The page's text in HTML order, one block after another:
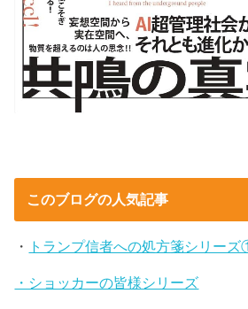
このブログの人気記事
・ トランプ信者への処方箋シリー
・ショッカーの皆様シリーズ